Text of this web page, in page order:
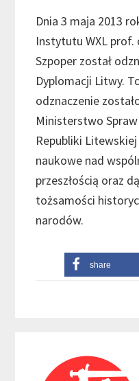
Dnia 3 maja 2013
Instytutu WXL prof.
Szpoper został
Dyplomacji Litwy.
odznaczenie
Ministerstwo
Republiki
naukowe nad
przeszłością oraz
tożsamości
narodów.
share
Interactions
Sidebar